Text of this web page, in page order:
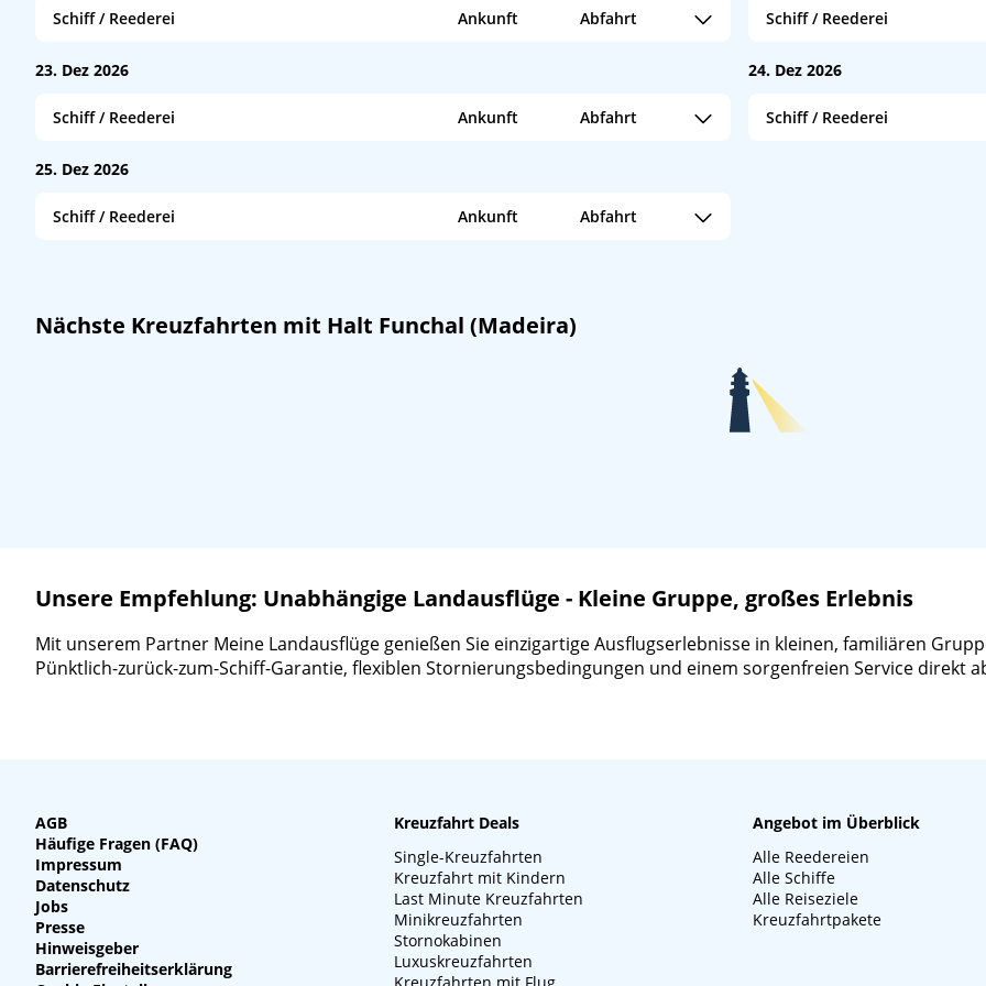
Schiff / Reederei Ankunft Abfahrt
Mein Schiff 7
AIDAcosma/AIDA Cruises 07:00 17:30
Queen Victoria
Schiff / Reederei
AIDAblu/AIDA Cruises
Azura/P&O Cruises
23. Dez 2026
Schiff / Reederei Ankunft Abfahrt
AIDAblu/AIDA Cruises
Iona/P&O Cruises 08:00 16:30
24. Dez 2026
Schiff / Reederei
25. Dez 2026
Schiff / Reederei Ankunft Abfahrt
Nächste Kreuzfahrten mit Halt Funchal (Madeira)
Unsere Empfehlung: Unabhängige Landausflüge - Kleine Gruppe, großes Erlebnis
Mit unserem Partner Meine Landausflüge genießen Sie einzigartige Ausflugserlebnisse in kleinen, familiären
Pünktlich-zurück-zum-Schiff-Garantie, flexiblen Stornierungsbedingungen und einem sorgenfreien Service direkt
AGB
Häufige Fragen (FAQ)
Impressum
Datenschutz
Jobs
Presse
Hinweisgeber
Barrierefreiheitserklärung
Kreuzfahrt Deals
Single-Kreuzfahrten
Kreuzfahrt mit Kindern
Last Minute Kreuzfahrten
Minikreuzfahrten
Stornokabinen
Luxuskreuzfahrten
Angebot im Überblick
Alle Reedereien
Alle Schiffe
Alle Reiseziele
Kreuzfahrtpakete